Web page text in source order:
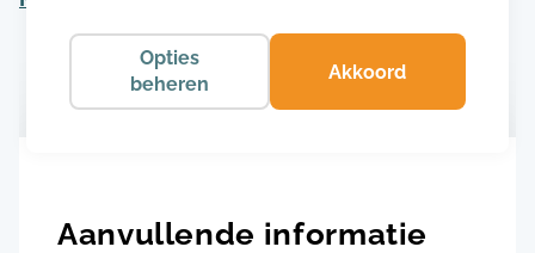
Aanvullende informatie
Opties
beheren
Akkoord